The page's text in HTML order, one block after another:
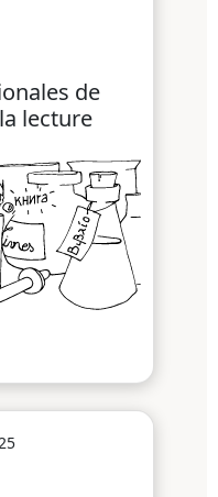
de
lecture